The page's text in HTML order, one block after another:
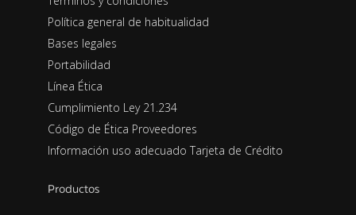
Política general de habitualidad
Bases legales
Portabilidad
Línea Ética
Cumplimiento Ley 21.234
Código de Ética Proveedores
Información uso adecuado Tarjeta de Crédito
Productos